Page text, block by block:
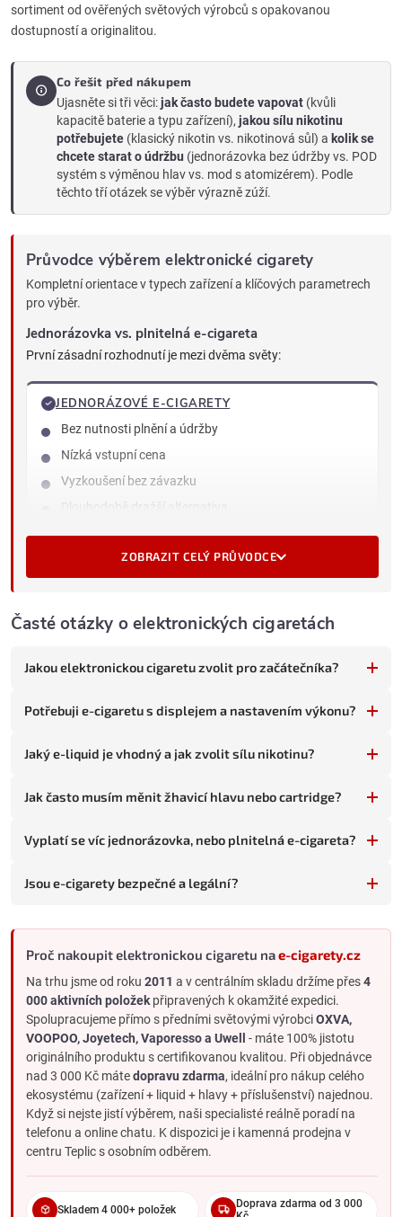
sortiment od ověřených světových výrobců s opakovanou
dostupností a originalitou.
Co řešit před nákupem
Ujasněte si tři věci:jak často budete vapovat (kvůli
kapacitě baterie a typu zařízení), jakou sílu nikotinu
potřebujete (klasický nikotin vs. nikotinová sůl) a kolik se
chcete starat o údržbu (jednorázovka bez údržby vs. POD
systém s výměnou hlav vs. mod s atomizérem). Podle
těchto tří otázek se výběr výrazně zúží.
Průvodce výběrem elektronické cigarety
Kompletní orientace v typech zařízení a klíčových parametrech
pro výběr.
Jednorázovka vs. plnitelná e-cigareta
První zásadní rozhodnutí je mezi dvěma světy:
JEDNORÁZOVÉ E-CIGARETY
Bez nutnosti plnění a údržby
Nízká vstupní cena
Vyzkoušení bez závazku
Dlouhodobě dražší alternativa
Více odpadu
Vyžadují plnění liquidu a výměnu hlav
Výrazně levnější v dlouhodobém horizontu
Méně odpadu
Pokud vapování teprve zkoušíte, sáhněte po jednorázovce.
se vyplatí.
Hlavní typy elektronických cigaret
Ideální pro většinu uživatelů, kteří chtějí dlouhodobé řešení
bez technického nastavování.
Gripy a mody- výkonná zařízení s displejem, nastavitelným
wattáží, vyměnitelnými atomizéry. Pro pokročilé vapery, kteří
chtějí ladit zážitek do detailu.
Přednaplněné POD systémy- zařízení s předplněnými
cartridgemi nebo POD jednotkami. Jednoduchost
jednorázovky, ale s vyměnitelnými díly. Mezi-krok mezi
jednorázovkou a klasickým POD.
Jednorázové e-cigarety - hotové k použití, bez plnění a
údržby. Vyhodí se po dovapování.
Pro koho je jaký typ vhodný
ZOBRAZIT CELÝ PRŮVODCE
Časté otázky o elektronických cigaretách
Jakou elektronickou cigaretu zvolit pro začátečníka?
Potřebuji e-cigaretu s displejem a nastavením výkonu?
Jaký e-liquid je vhodný a jak zvolit sílu nikotinu?
Jak často musím měnit žhavicí hlavu nebo cartridge?
Vyplatí se víc jednorázovka, nebo plnitelná e-cigareta?
Jsou e-cigarety bezpečné a legální?
Proč nakoupit elektronickou cigaretu nae-cigarety.cz
Na trhu jsme od roku 2011 a v centrálním skladu držíme přes4
000 aktivních položek připravených k okamžité expedici.
Spolupracujeme přímo s předními světovými výrobciOXVA,
VOOPOO, Joyetech, Vaporesso a Uwell - máte 100% jistotu
originálního produktu s certifikovanou kvalitou. Při objednávce
nad 3 000 Kč mátedopravu zdarma, ideální pro nákup celého
ekosystému (zařízení + liquid + hlavy + příslušenství) najednou.
Když si nejste jistí výběrem, naši specialisté reálně poradí na
telefonu a online chatu. K dispozici je i kamenná prodejna v
centru Teplic s osobním odběrem.
Skladem 4 000+ položek
Doprava zdarma od 3 000